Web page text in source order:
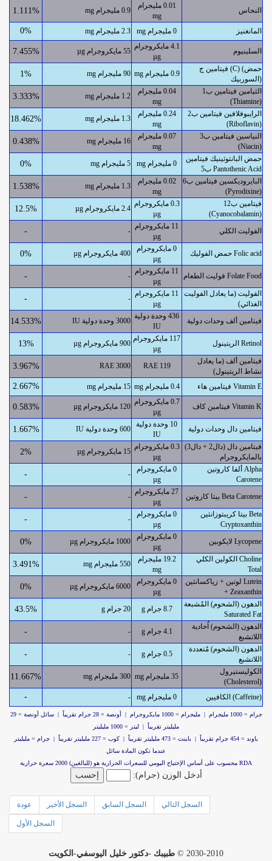
النحاس
0.01 مليجرام
mg
0.9 مليجرام mg 1.111%
المانغنيز 0 مليجرام mg 2.3 مليجرام mg 0%
السلينيوم
4.1 مايكروجرام
µg
55 مايكروجرام µg 7.455%
فيتامين ج (C) (حمض
السوربيك)
0.9 مليجرام mg 90 مليجرام mg 1%
الثيامين فيتامين ب1
(Thiamine)
0.04 مليجرام
mg
1.2 مليجرام mg 3.333%
الرايبوفلافين فيتامين ب2
(Riboflavin)
0.24 مليجرام
mg
1.3 مليجرام mg 18.462%
النياسين فيتامين ب3
(Niacin)
0.07 مليجرام
mg
16 مليجرام mg 0.438%
حمض البانتوثينيك فيتامين
ب5 Pantothenic Acid
0 مليجرام mg 5 مليجرام mg 0%
البايروديكسين فيتامين ب6
(Pyrodixine)
0.02 مليجرام
mg
1.3 مليجرام mg 1.538%
فيتامين ب12
(Cyanocobalamin)
0.3 مايكروجرام
µg
2.4 مايكروجرام µg 12.5%
الفوليت الكلي
11 مايكروجرام
µg
-
-
حمض الفوليك Folic acid
0 مايكروجرام
µg
400 مايكروجرام µg 0%
فوليت الطعام Folate Food
11 مايكروجرام
µg
-
-
الفوليت (ما يعادل الفوليت
الغذائي)
11 مايكروجرام
µg
-
-
فيتامين ألف وحدات دولية
436 وحدة دولية
IU
3000 وحدة دولية IU 14.533%
الريتينول Retinol
117 مايكروجرام
µg
900 مايكروجرام µg 13%
فيتامين ألف (ما يعادل
نشاط الريتينول)
119 RAE
3000 RAE
3.967%
فيتامين هاء Vitamin E 0.4 مليجرام mg 15 مليجرام mg 2.667%
فيتامين كاف Vitamin K
0.7 مايكروجرام
µg
120 مايكروجرام µg 0.583%
فيتامين دال وحدات دولية
10 وحدة دولية
IU
600 وحدة دولية IU 1.667%
فيتامين دال (دال2 + دال3)
بالمايكروجرام
0.3 مايكروجرام
µg
15 مايكروجرام µg 2%
ألفا كاروتين Alpha
Carotene
0 مايكروجرام
µg
-
-
بيتا كاروتين Beta Carotene
27 مايكروجرام
µg
-
-
بيتا كريبتوزانثين Beta
Cryptoxanthin
0 مايكروجرام
µg
-
-
لايكوبين Lycopene
0 مايكروجرام
µg
1000 مايكروجرام µg 0%
الكولين الكلي Choline
Total
19.2 مليجرام
mg
550 مليجرام mg 3.491%
لوتين + زياكسانثين Lutein
+ Zeaxanthin
0 مايكروجرام
µg
6000 مايكروجرام µg 0%
الدهون (الشحوم) المٌشبعة
Saturated Fat
8.7 جرام g 20 جرام g 43.5%
الدهون (الشحوم) اُحادية
اللاتشبع
4.1 جرام g -
-
الدهون (الشحوم) مٌتعددة
اللاتشبع
0.5 جرام g -
-
الكوليستيرول
(Cholesterol)
35 مليجرام mg 300 مليجرام mg 11.667%
الكافيين (Caffeine) 0 مليجرام mg -
-
جرام = 1000 مليجرام | مليجرام = 1000 مايكروجرام | أونصة = 28 جرام تقريباً | سائل أونصة = 29
مليليتر تقريباً | ليتر = 1000 مليليتر
باوند = 454 جرام تقريباً | باينت = 473 مليليتر تقريباً | كوب = 227 مليليتر تقريباً | جرام = مليليتر
عندما تكون المادة سائل
RDA محسوب على أساس الإحتياج اليومي للسعرات الحرارية هو (للبالغين) 2000 سعرة حرارية
أدخل الوزن (جرام):
عودة السجل الأخير السجل السابق السجل التالي
السجل الأول
2030-2010 © طبيبك -دكتور خليل اليوسفي-الكويت